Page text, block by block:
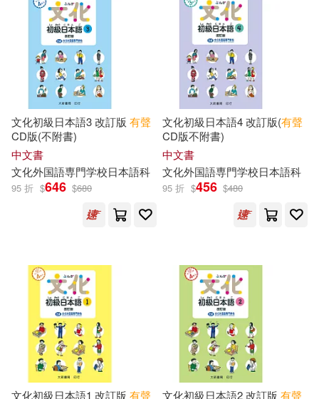
McWhorter(162) 荊霄鵬(158)
林勝田(141) August(134)
Hoeft(134)
WLS Educational Corp.(132)
美國迪士尼公司(128)
Kathleen T.(126)
說詞解字辭書研究中心(125)
DK(122)
千田晴夫(117)
北京語言大學出版社(695)
機械工業出版社(692)
山田社(644)
化學工業出版社(641)
人民郵電出版社(626)
上海交通大學出版社(595)
華語教學出版社(587)
吉林出版集團有限責任公司(586)
本週上市新品(70)
電子書 (可複選)
適合手機平板閱讀(2769)
適合平板閱讀(3529)
免費電子書(117)
其他 (可複選)
現在可購買商品(33550)
價格
範圍
文化初級日本語3 改訂版 有聲
CD版(不附書)
中文書
文化外国語専門学校日本語科
95 折 $646 $680
文化初級日本語4 改訂版(有聲
CD版不附書)
中文書
文化外国語専門学校日本語科
95 折 $456 $480
文化初級日本語1 改訂版 有聲
文化初級日本語2 改訂版 有聲